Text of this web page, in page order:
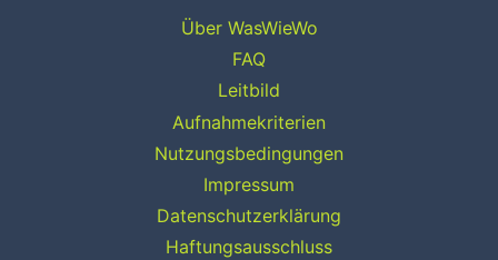
Über WasWieWo
FAQ
Leitbild
Aufnahmekriterien
Nutzungsbedingungen
Impressum
Datenschutzerklärung
Haftungsausschluss